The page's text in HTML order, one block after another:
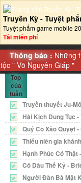
Truyền Kỳ - Tuyệt
Tuyệt phẩm game mobile
Tải miễn phí
Thông báo : Những
tộc "Võ Nguyên Giáp "
Top
của
tuần
W Truyền thuyết Ju-
W Hài Kịch Dung Tục
W Quý Cô Xảo Quyệt
W Thiếu niên gia
W Hạnh Phúc Có Thật
W Cô Dâu Thế Kỷ -
W Người Đàn Bà Mặt